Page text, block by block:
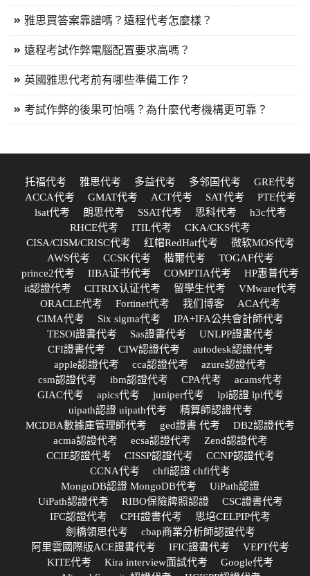
雅思買答案靠譜嗎？遠程代考怎麼樣？
遠程考試作弊電腦配置要求高嗎？
英國雅思代考前有哪些準備工作？
考試作弊的後果可怕嗎？為什麼代考機構更可靠？
托福代考 雅思代考 多益代考 多邻国代考
GRE代考
ACCA代考
GMAT代考 ACT代考 SAT代考
PTE代考
lsat代考
朗思代考 SSAT代考 思科代考
h3c代考
RHCE代考
ITIL代考
CKA/CKS代考
CISA/CISM/CRISC代考
红帽RedHat代考
微软MOS代考
AWS代考
CCSK代考 楷爾代考
TOGAF代考
prince2代考
IIBA证书代考 COMPTIA代考
HP惠普代考
it認證代考
CITRIX认证代考 留學生代考
VMware代考
ORACLE代考
Fortinet代考 我们博客
ACA代考
CIMA代考
Six sigma代考
IPA+IFA公共會計師代考
TESOl證書代考
Sas證書代考
UNLPP證書代考
CFI證書代考
CIW認證代考
autodesk認證代考
apple認證代考
cca認證代考
azure認證代考
csm認證代考
ibm認證代考 CPA代考
acams代考
GIAC代考
apics代考 juniper代考
lpi認證 lpi代考
uipath認證 uipath代考
精算師認證代考
MCDBA數據庫管理師代考
ged證書 代考
DB2認證代考
acma認證代考
ecsa認證代考
Zend認證代考
CCIE認證代考
CISSP認證代考
CCNP認證代考
CCNA代考
chfi認證 chfi代考
MongoDB認證 MongoDB代考
UiPath認證
UiPath認證代考
RIBO保險牌照認證
CSC證書代考
IFC認證代考
CPH證書代考
思培CELPIP代考
劍橋領思代考
cbap商業分析師認證代考
阿里雲國際版ACE證書代考
IFIC證書代考
VEPT代考
KITE代考
Kira interview面試代考
Google代考